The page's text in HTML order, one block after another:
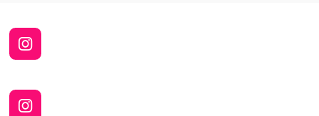
I
n
t
a
I